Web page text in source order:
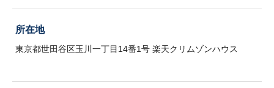
所在地
東京都世田谷区玉川一丁目14番1号 楽天クリムゾンハウス